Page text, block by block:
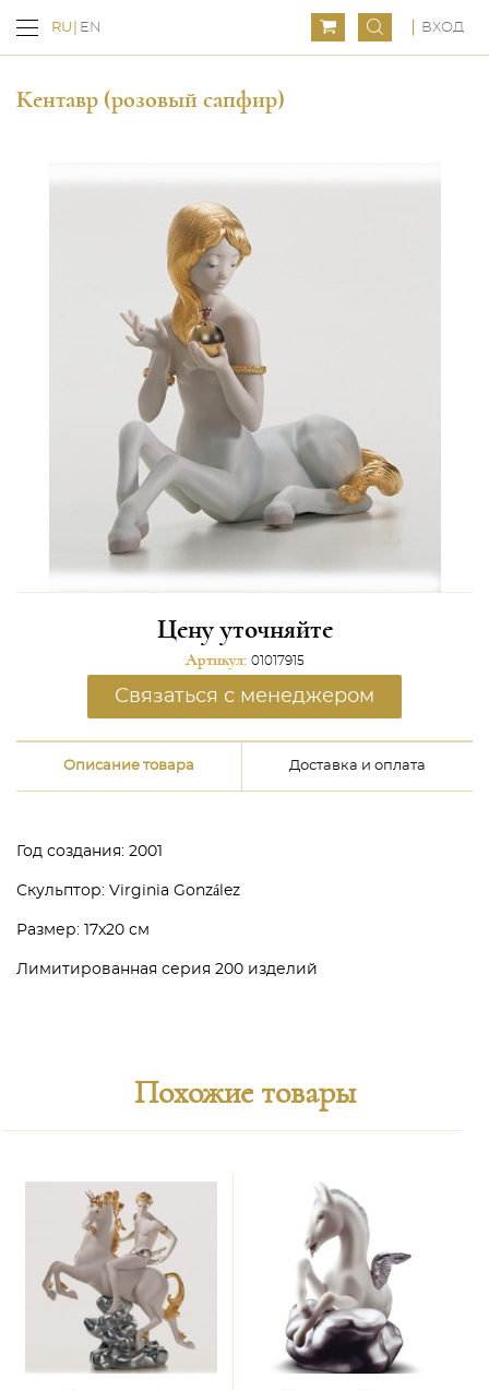
RU EN ВХОД
Кентавр (розовый сапфир)
Цену уточняйте
Артикул: 01017915
Связаться с менеджером
Описание товара Доставка и оплата
Год создания: 2001
Скульптор: Virginia González
Размер: 17x20 см
Лимитированная серия 200 изделий
Похожие товары